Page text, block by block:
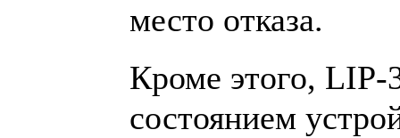
место отказа.
Кроме этого, LIP-
состоянием